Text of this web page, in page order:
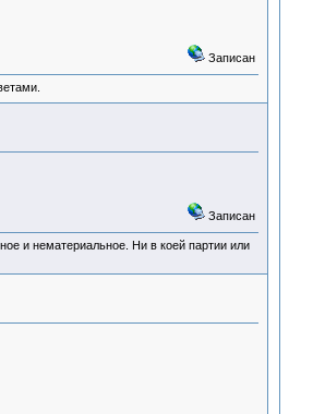
Записан
Записан
и нематериальное. Ни в коей партии или